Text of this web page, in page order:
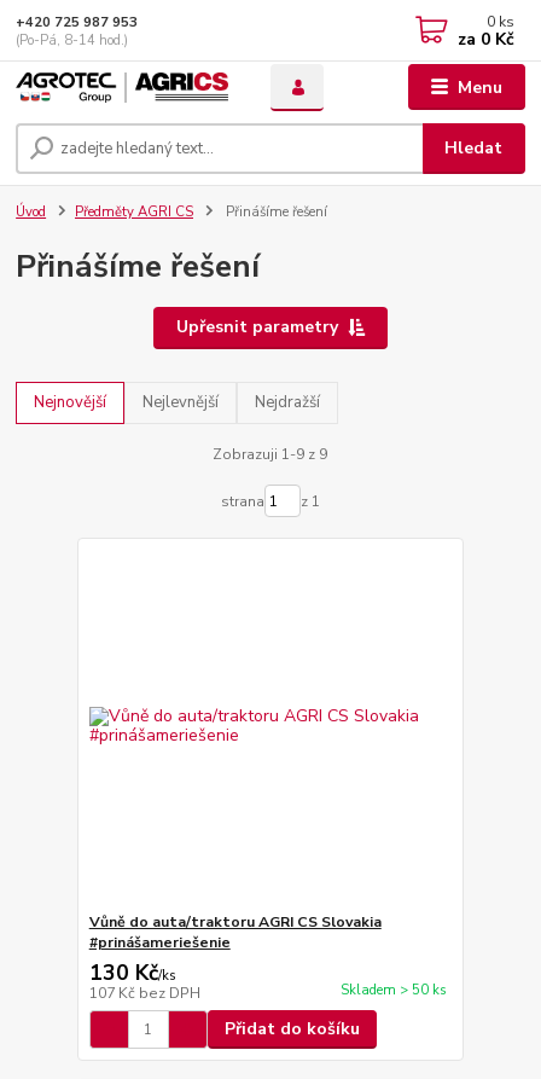
Menu
Hledat
+420 725 987 953
(Po-Pá, 8-14 hod.)
0 ks
za 0 Kč
Úvod Předměty AGRI CS Přinášíme řešení
Přinášíme řešení
Upřesnit parametry
Nejnovější Nejlevnější Nejdražší
Zobrazuji 1-9 z 9
strana z 1
Vůně do auta/traktoru AGRI CS Slovakia
#prinášameriešenie
130 Kč/ks
107 Kč bez DPH Skladem > 50 ks
Přidat do košíku